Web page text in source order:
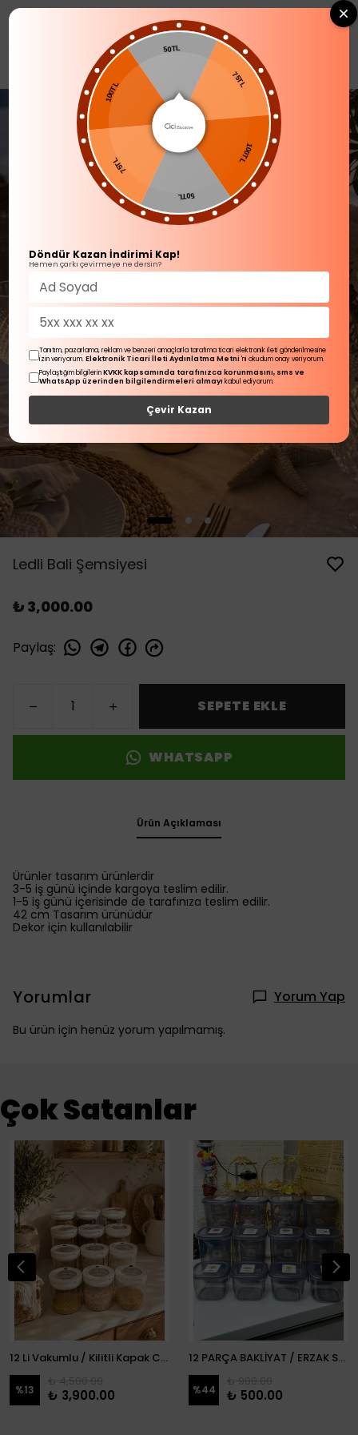
0
SOFRA ÜRÜNLERİ Sofra Aksesuarları
Ledli Bali Şemsiyesi
₺ 3,000.00
Paylaş:
SEPETE EKLE
WHATSAPP
Ürün Açıklaması
Ürünler tasarım ürünlerdir
3-5 iş günü içinde kargoya teslim edilir.
1-5 iş günü içerisinde de tarafınıza teslim edilir.
42 cm Tasarım ürünüdür
Dekor için kullanılabilir
Yorumlar Yorum Yap
Bu ürün için henüz yorum yapılmamış.
Çok Satanlar
12 Li Vakumlu / Kilitli Kapak Cam Erzak Kabı / Kavanoz
%13 ₺ 3,900.00
12 PARÇA BAKLİYAT / ERZAK SETİ
%44 ₺ 500.00
50TL
75TL
100TL
50TL
75TL
100TL
Döndür Kazan İndirimi Kap!
Hemen çarkı çevirmeye ne dersin?
Tanıtım, pazarlama, reklam ve benzeri amaçlarla tarafıma ticari elektronik ileti gönderilmesine
izin veriyorum.Elektronik Ticari İleti Aydınlatma Metni 'ni okudum onay veriyorum.
Paylaştığım bilgilerinKVKK kapsamında tarafınızca korunmasını, sms ve
WhatsApp üzerinden bilgilendirmeleri almayı kabul ediyorum.
Çevir Kazan